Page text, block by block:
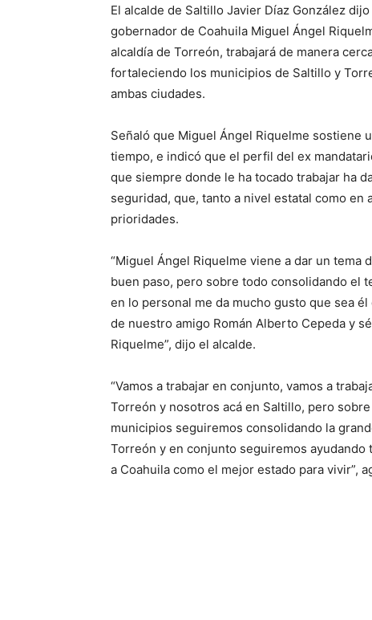
El alcalde de Saltillo Javier Díaz González
gobernador de Coahuila Miguel Ángel
alcaldía de Torreón, trabajará de manera
fortaleciendo los municipios de Saltillo y
ambas ciudades.
Señaló que Miguel Ángel Riquelme sostiene
tiempo, e indicó que el perfil del ex
que siempre donde le ha tocado trabajar ha
seguridad, que, tanto a nivel estatal como
prioridades.
“Miguel Ángel Riquelme viene a dar un tema
buen paso, pero sobre todo consolidando el
en lo personal me da mucho gusto que sea
de nuestro amigo Román Alberto Cepeda y
Riquelme”, dijo el alcalde.
“Vamos a trabajar en conjunto, vamos a
Torreón y nosotros acá en Saltillo, pero
municipios seguiremos consolidando la
Torreón y en conjunto seguiremos
a Coahuila como el mejor estado para vivir”,